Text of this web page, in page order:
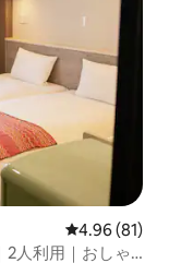
レビュー81
4.96 (81)
2人利用｜おしゃ